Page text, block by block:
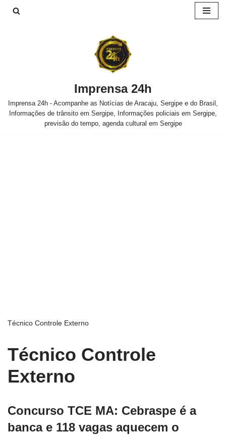
Imprensa 24h
Imprensa 24h - Acompanhe as Notícias de Aracaju, Sergipe e do Brasil,
Informações de trânsito em Sergipe, Informações policiais em Sergipe,
previsão do tempo, agenda cultural em Sergipe
Técnico Controle Externo
Técnico Controle
Externo
Concurso TCE MA: Cebraspe é a
banca e 118 vagas aquecem o